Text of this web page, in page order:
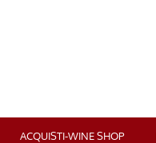
ACQUISTI-WINE SHOP